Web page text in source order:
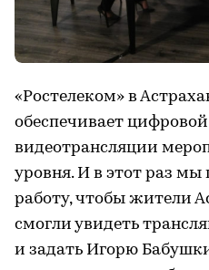
«Ростелеком» в
обеспечивает
видеотрансляции
уровня. И в этот раз
работу, чтобы жители
смогли увидеть
и задать Игорю